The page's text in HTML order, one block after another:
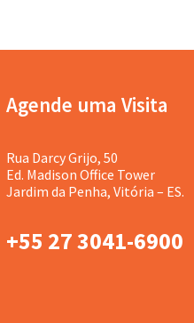
Agende uma Visita
Rua Darcy Grijo, 50
Ed. Madison Office Tower
Jardim da Penha, Vitória – ES.
+55 27 3041-6900